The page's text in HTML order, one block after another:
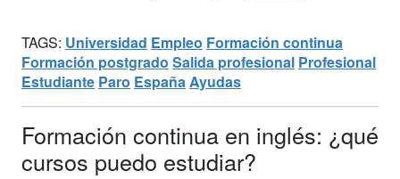
TAGS: Universidad Empleo Formación continua
Formación postgrado Salida profesional Profesional
Estudiante Paro España Ayudas
Formación continua en inglés: ¿qué
cursos puedo estudiar?